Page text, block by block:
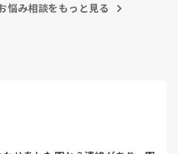
悩み相談をもっと見る